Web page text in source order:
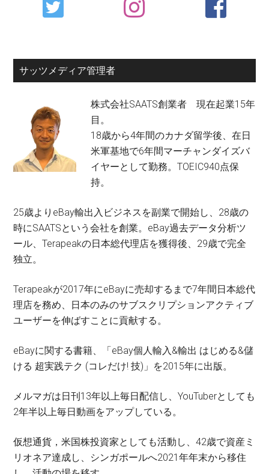
Sidebar
サッツメディア管理者
株式会社SAATS創業者 現在起業15年
目。
18歳から4年間のカナダ留学後、在日
米軍基地で6年間マーチャンダイズバ
イヤーとして勤務。TOEIC940点保
持。
25歳よりeBay輸出入ビジネスを副業で開始し、28歳の
時にSAATSという会社を創業。eBay過去データ分析ツ
ール、Terapeakの日本総代理店を獲得後、29歳で完全
独立。
Terapeakが2017年にeBayに売却するまで7年間日本総代
理店を務め、日本のみのサブスクリプションアクティブ
ユーザーを伸ばすことに貢献する。
eBayに関する書籍、「eBay個人輸入&輸出 はじめる&儲
ける 超実践テク (コレだけ! 技)」を2015年に出版。
メルマガは日刊13年以上毎日配信し、YouTuberとしても
2年半以上毎日動画をアップしている。
仮想通貨，米国株投資家としても活動し、42歳で資産ミ
リオネア達成し、シンガポールへ2021年年末から移住